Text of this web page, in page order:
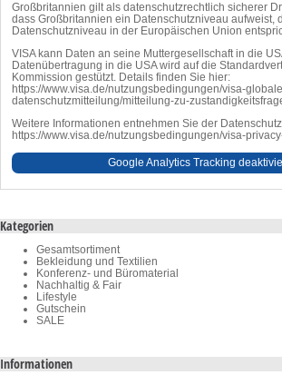
Großbritannien gilt als datenschutzrechtlich sicherer
dass Großbritannien ein Datenschutzniveau aufweist,
Datenschutzniveau in der Europäischen Union
VISA kann Daten an seine Muttergesellschaft in die
Datenübertragung in die USA wird auf die
Kommission gestützt. Details finden Sie hier:
https://www.visa.de/nutzungsbedingungen/visa-
datenschutzmitteilung/mitteilung-zu-
Weitere Informationen entnehmen Sie der
https://www.visa.de/nutzungsbedingungen/visa-
Google Analytics Tracking
Kategorien
Gesamtsortiment
Bekleidung und Textilien
Konferenz- und Büromaterial
Nachhaltig & Fair
Lifestyle
Gutschein
SALE
Informationen